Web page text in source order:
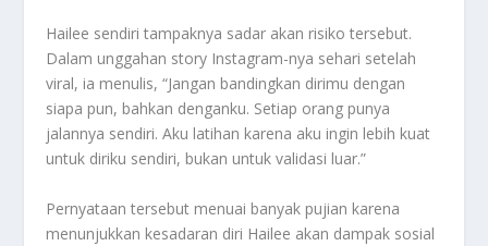
Hailee sendiri tampaknya sadar akan risiko tersebut.
Dalam unggahan story Instagram-nya sehari setelah
viral, ia menulis, “Jangan bandingkan dirimu dengan
siapa pun, bahkan denganku. Setiap orang punya
jalannya sendiri. Aku latihan karena aku ingin lebih kuat
untuk diriku sendiri, bukan untuk validasi luar.”
Pernyataan tersebut menuai banyak pujian karena
menunjukkan kesadaran diri Hailee akan dampak sosial